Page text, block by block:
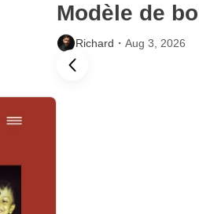
Modèle de
Richard・ Aug 3, 2026